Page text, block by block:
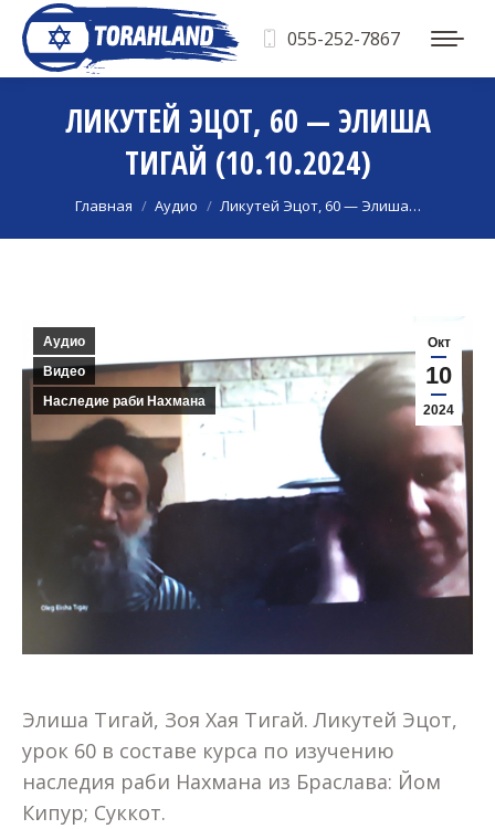
055-252-7867
ЛИКУТЕЙ ЭЦОТ, 60 — ЭЛИША
ТИГАЙ (10.10.2024)
Вы здесь:
Главная Аудио Ликутей Эцот, 60 — Элиша…
Окт
10
2024
Аудио
Видео
Наследие раби Нахмана
Элиша Тигай, Зоя Хая Тигай. Ликутей Эцот,
урок 60 в составе курса по изучению
наследия раби Нахмана из Браслава: Йом
Кипур; Суккот.